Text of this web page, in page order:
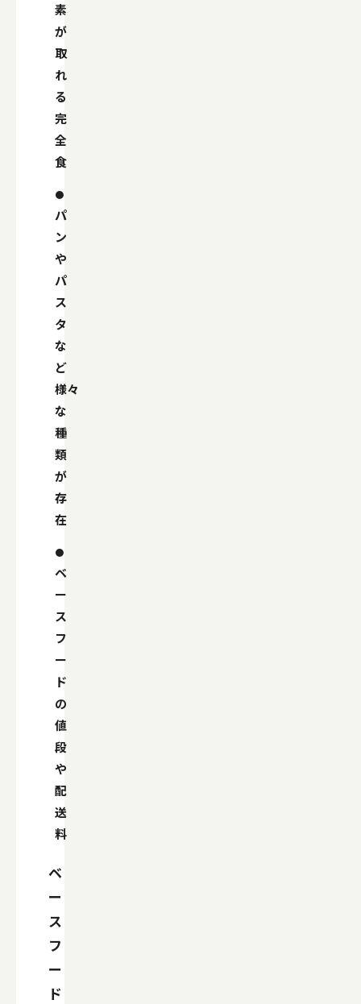
素
が
取
れ
る
完
全
食
パ
ン
や
パ
ス
タ
な
ど
様々
な
種
類
が
存
在
ベ
ー
ス
フ
ー
ド
の
値
段
や
配
送
料
ベ
ー
ス
フ
ー
ド